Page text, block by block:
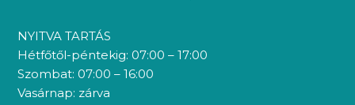
NYITVA TARTÁS
Hétfőtől-péntekig: 07:00 – 17:00
Szombat: 07:00 – 16:00
Vasárnap: zárva